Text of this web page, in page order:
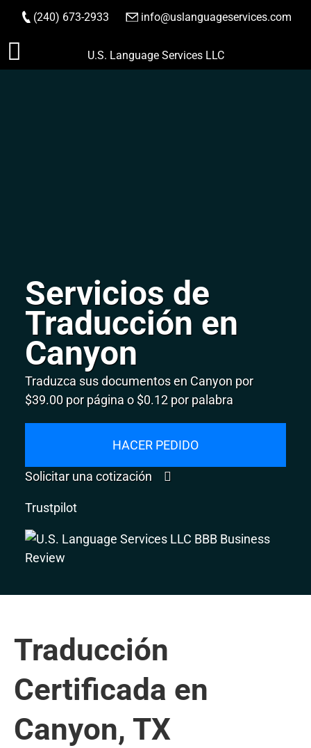
Saltar
(240) 673-2933 info@uslanguageservices.com
HACER PEDIDO
U.S. Language Services LLC
Servicios de
Traducción en
Canyon
Traduzca sus documentos en Canyon por
$39.00 por página o $0.12 por palabra
HACER PEDIDO
Solicitar una cotización
Trustpilot
Traducción
Certificada en
Canyon, TX